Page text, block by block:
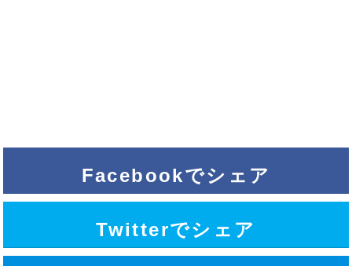
Facebookでシェア
Twitterでシェア